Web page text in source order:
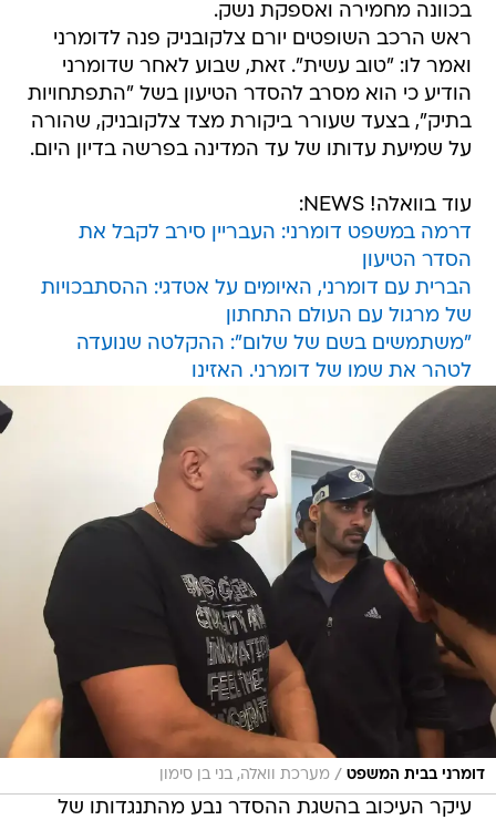
בכוונה מחמירה ואספקת נשק.
ראש הרכב השופטים יורם צלקובניק פנה לדומרני
ואמר לו: "טוב עשית". זאת, שבוע לאחר שדומרני
הודיע כי הוא מסרב להסדר הטיעון בשל "התפתחויות
בתיק", בצעד שעורר ביקורת מצד צלקובניק, שהורה
על שמיעת עדותו של עד המדינה בפרשה בדיון היום.
עוד בוואלה! NEWS:
דרמה במשפט דומרני: העבריין סירב לקבל את
הסדר הטיעון
הברית עם דומרני, האיומים על אטדגי: ההסתבכויות
של מרגול עם העולם התחתון
"משתמשים בשם של שלום": ההקלטה שנועדה
לטהר את שמו של דומרני. האזינו
דומרני בבית המשפט / מערכת וואלה, בני בן סימון
עיקר העיכוב בהשגת ההסדר נבע מהתנגדותו של